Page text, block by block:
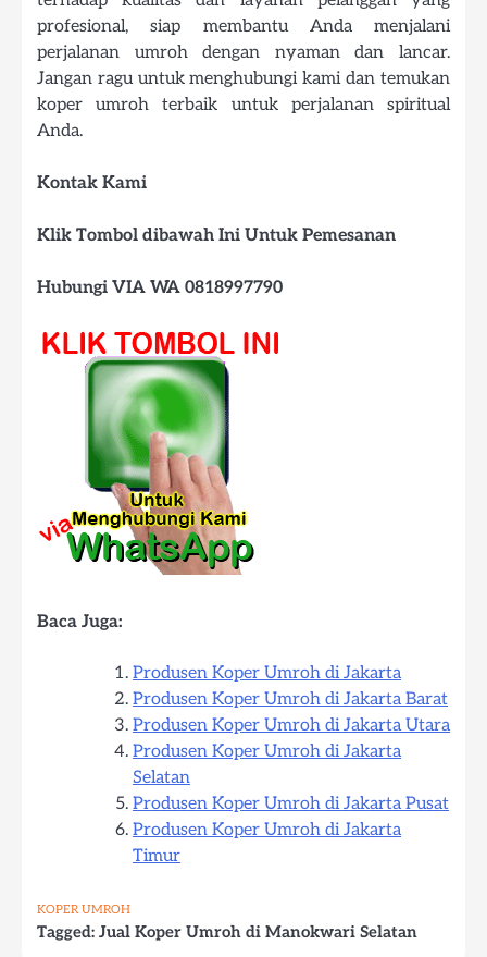
profesional, siap membantu Anda menjalani
perjalanan umroh dengan nyaman dan lancar.
Jangan ragu untuk menghubungi kami dan temukan
koper umroh terbaik untuk perjalanan spiritual
Anda.
Kontak Kami
Klik Tombol dibawah Ini Untuk Pemesanan
Hubungi VIA WA 0818997790
Baca Juga:
Produsen Koper Umroh di Jakarta
Produsen Koper Umroh di Jakarta Barat
Produsen Koper Umroh di Jakarta Utara
Produsen Koper Umroh di Jakarta
Selatan
Produsen Koper Umroh di Jakarta Pusat
Produsen Koper Umroh di Jakarta
Timur
KOPER UMROH
Tagged: Jual Koper Umroh di Manokwari Selatan